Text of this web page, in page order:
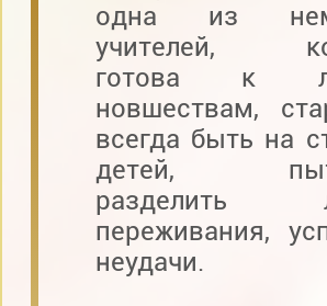
одна из
учителей,
готова к
новшествам,
всегда быть на
детей,
разделить
переживания,
неудачи.